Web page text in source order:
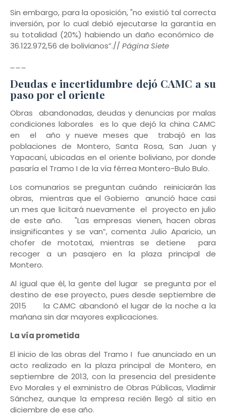
Sin embargo, para la oposición, "no existió tal correcta
inversión, por lo cual debió ejecutarse la garantía en
su totalidad (20%) habiendo un daño económico de
36.122.972,56 de bolivianos”.// Página Siete
Deudas e incertidumbre dejó CAMC a su
paso por el oriente
Obras abandonadas, deudas y denuncias por malas
condiciones laborales es lo que dejó la china CAMC
en el año y nueve meses que trabajó en las
poblaciones de Montero, Santa Rosa, San Juan y
Yapacaní, ubicadas en el oriente boliviano, por donde
pasaría el Tramo I de la vía férrea Montero-Bulo Bulo.
Los comunarios se preguntan cuándo reiniciarán las
obras, mientras que el Gobierno anunció hace casi
un mes que licitará nuevamente el proyecto en julio
de este año. "Las empresas vienen, hacen obras
insignificantes y se van”, comenta Julio Aparicio, un
chofer de mototaxi, mientras se detiene para
recoger a un pasajero en la plaza principal de
Montero.
Al igual que él, la gente del lugar se pregunta por el
destino de ese proyecto, pues desde septiembre de
2015 la CAMC abandonó el lugar de la noche a la
mañana sin dar mayores explicaciones.
La vía prometida
El inicio de las obras del Tramo I fue anunciado en un
acto realizado en la plaza principal de Montero, en
septiembre de 2013, con la presencia del presidente
Evo Morales y el exministro de Obras Públicas, Vladimir
Sánchez, aunque la empresa recién llegó al sitio en
diciembre de ese año.